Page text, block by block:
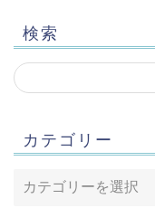
検索
カテゴリー